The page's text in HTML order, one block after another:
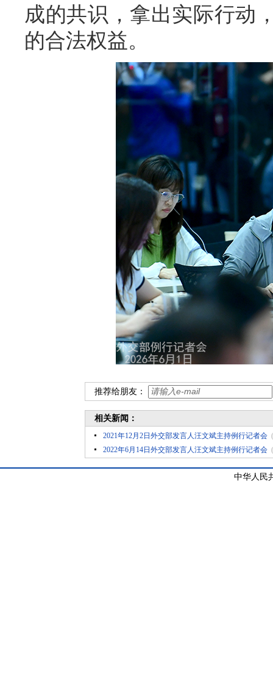
成的共识，拿出实际行动
的合法权益。
推荐给朋友：
相关新闻：
2021年12月2日外交部发言人汪文斌主持例行记者会
2022年6月14日外交部发言人汪文斌主持例行记者会
中华人民